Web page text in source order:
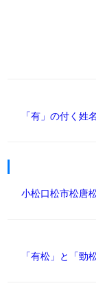
「有」の付く姓名
小松口松市松唐
「有松」と「勁